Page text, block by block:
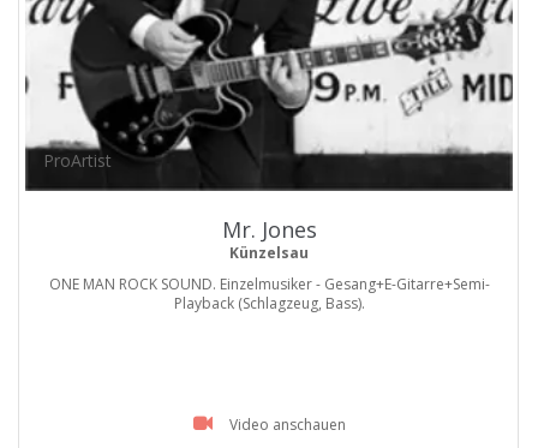
ProArtist
Mr. Jones
Künzelsau
ONE MAN ROCK SOUND. Einzelmusiker - Gesang+E-Gitarre+Semi-
Playback (Schlagzeug, Bass).
Video anschauen